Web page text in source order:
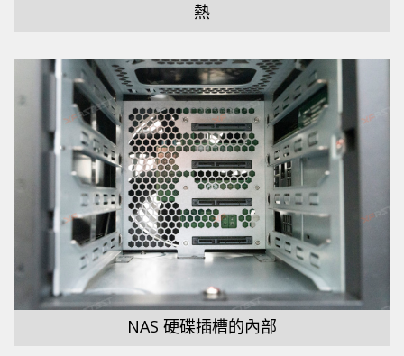
熱
NAS 硬碟插槽的內部